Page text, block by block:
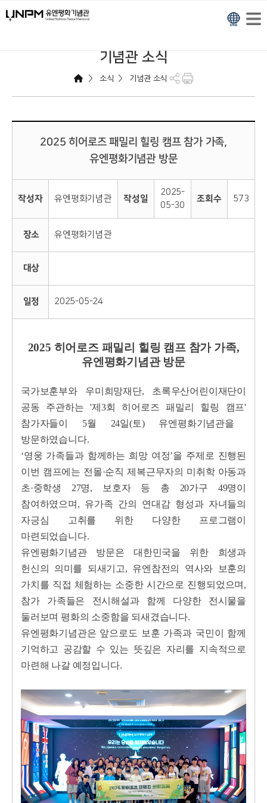
기념관 소식
> 소식 > 기념관 소식
2025 히어로즈 패밀리 힐링 캠프 참가 가족,
유엔평화기념관 방문
작성자 유엔평화기념관 작성일
2025-
05-30
조회수 573
장소 유엔평화기념관
대상
일정 2025-05-24
2025 히어로즈 패밀리 힐링 캠프 참가 가족,
유엔평화기념관 방문
국가보훈부와 우미희망재단, 초록우산어린이재단이
공동 주관하는'제3회 히어로즈 패밀리 힐링 캠프'
참가자들이 5월 24일(토)유엔평화기념관을
방문하였습니다.
‘영웅 가족들과 함께하는 희망 여정’을 주제로 진행된
이번 캠프에는 전몰·순직 제복근무자의 미취학 아동과
초·중학생 27명, 보호자 등 총 20가구 49명이
참여하였으며, 유가족 간의 연대감 형성과 자녀들의
자긍심 고취를 위한 다양한 프로그램이
마련되었습니다.
유엔평화기념관 방문은 대한민국을 위한 희생과
헌신의 의미를 되새기고, 유엔참전의 역사와 보훈의
가치를 직접 체험하는 소중한 시간으로 진행되었으며,
참가 가족들은 전시해설과 함께 다양한 전시물을
둘러보며 평화의 소중함을 되새겼습니다.
유엔평화기념관은 앞으로도 보훈 가족과 국민이 함께
기억하고 공감할 수 있는 뜻깊은 자리를 지속적으로
마련해 나갈 예정입니다.